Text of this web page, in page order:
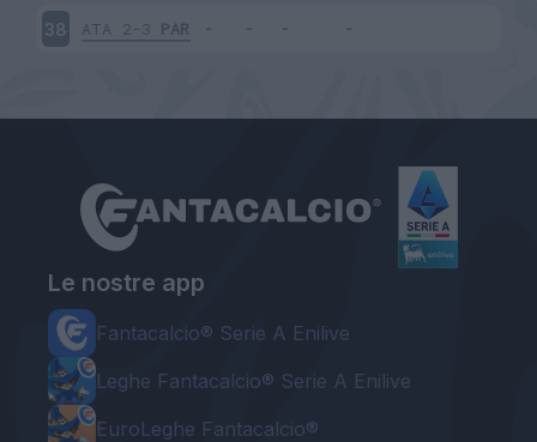
38 ATA 2-3 PAR
Le nostre app
Fantacalcio® Serie A Enilive
Leghe Fantacalcio® Serie A Enilive
EuroLeghe Fantacalcio®